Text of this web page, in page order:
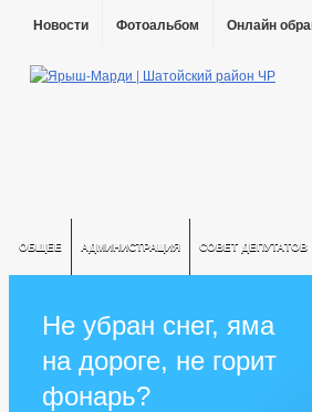
Новости Фотоальбом Онлайн
ОБЩЕЕ АДМИНИСТРАЦИЯ СОВЕТ ДЕПУТАТОВ
Не убран снег, яма
на дороге, не горит
фонарь?